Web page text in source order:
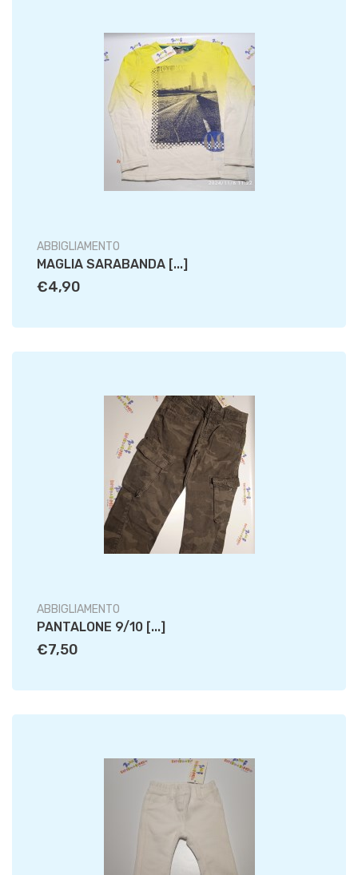
ABBIGLIAMENTO
MAGLIA SARABANDA [...]
€4,90
ABBIGLIAMENTO
PANTALONE 9/10 [...]
€7,50